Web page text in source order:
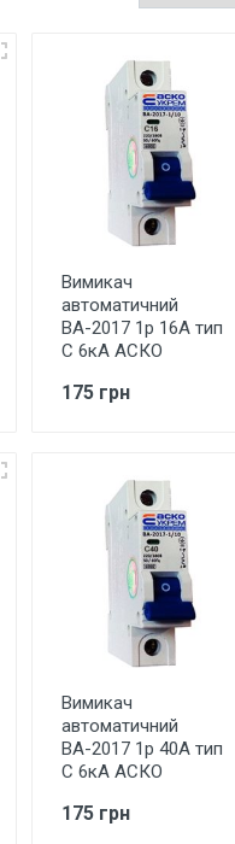
Вимикач
автоматичний
ВА-2017 1р 16А тип
С 6кА АСКО
175 грн
Вимикач
автоматичний
ВА-2017 1р 40А тип
С 6кА АСКО
175 грн